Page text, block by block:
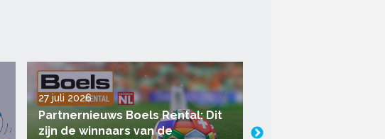
27 juli 2026
Partnernieuws Boels Rental: Dit
zijn de winnaars van de